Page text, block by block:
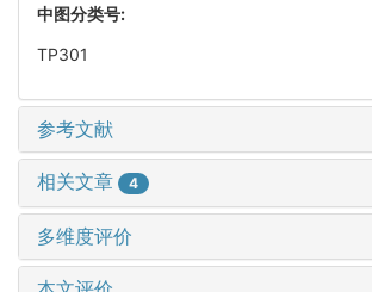
中图分类号:
TP301
参考文献
相关文章 4
多维度评价